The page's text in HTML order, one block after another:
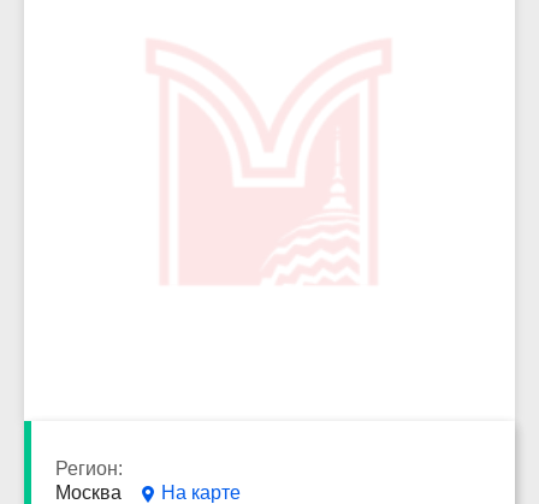
Регион:
Москва
На карте